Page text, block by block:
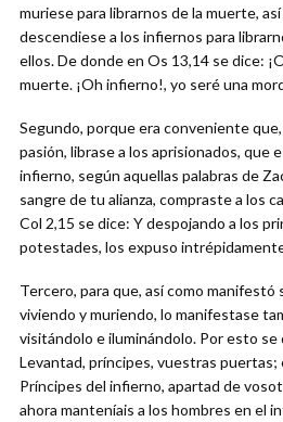
muriese para librarnos de la muerte,
descendiese a los infiernos para
ellos. De donde en Os 13,14 se dice:
muerte. ¡Oh infierno!, yo seré una
Segundo, porque era conveniente
pasión, librase a los aprisionados, que
infierno, según aquellas palabras de
sangre de tu alianza, compraste a los
Col 2,15 se dice: Y despojando a los
potestades, los expuso
Tercero, para que, así como manifestó
viviendo y muriendo, lo manifestase
visitándolo e iluminándolo. Por esto se
Levantad, príncipes, vuestras puertas;
Príncipes del infierno, apartad de
ahora manteníais a los hombres en el